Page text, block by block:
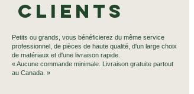
clients
Petits ou grands, vous bénéficierez du même service
professionnel, de pièces de haute qualité, d'un large choix
de matériaux et d'une livraison rapide.
« Aucune commande minimale. Livraison gratuite partout
au Canada. »